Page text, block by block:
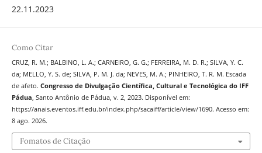
22.11.2023
Como Citar
CRUZ, R. M.; BALBINO, L. A.; CARNEIRO, G. G.; FERREIRA, M. D. R.; SILVA, Y. C.
da; MELLO, Y. S. de; SILVA, P. M. J. da; NEVES, M. A.; PINHEIRO, T. R. M. Escada
de afeto. Congresso de Divulgação Científica, Cultural e Tecnológica do IFF
Pádua, Santo Antônio de Pádua, v. 2, 2023. Disponível em:
https://anais.eventos.iff.edu.br/index.php/sacaiff/article/view/1690. Acesso em:
8 ago. 2026.
Fomatos de Citação